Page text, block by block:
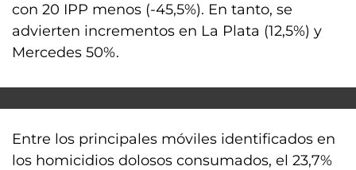
con 20 IPP menos (-45,5%). En tanto, se
advierten incrementos en La Plata (12,5%) y
Mercedes 50%.
Entre los principales móviles identificados en
los homicidios dolosos consumados, el 23,7%